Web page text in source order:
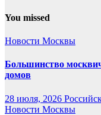
You missed
Новости Москвы
Большинство
домов
28 июля, 2026
Новости Москвы